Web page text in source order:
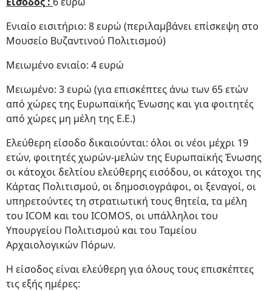
Ενιαίο εισιτήριο: 8 ευρώ (περιλαμβάνει επίσκεψη στο
Μουσείο Βυζαντινού Πολιτισμού)
Μειωμένο ενιαίο: 4 ευρώ
Μειωμένο: 3 ευρώ (για επισκέπτες άνω των 65 ετών
από χώρες της Ευρωπαϊκής Ένωσης και για φοιτητές
από χώρες μη μέλη της Ε.Ε.)
Ελεύθερη είσοδο δικαιούνται: όλοι οι νέοι μέχρι 19
ετών, φοιτητές χωρών-μελών της Ευρωπαϊκής Ένωσης
οι κάτοχοι δελτίου ελεύθερης εισόδου, οι κάτοχοι της
Κάρτας Πολιτισμού, οι δημοσιογράφοι, οι ξεναγοί, οι
υπηρετούντες τη στρατιωτική τους θητεία, τα μέλη
του ICOM και του ICOMOS, οι υπάλληλοι του
Υπουργείου Πολιτισμού και του Ταμείου
Αρχαιολογικών Πόρων.
Η είσοδος είναι ελεύθερη για όλους τους επισκέπτες
τις εξής ημέρες: